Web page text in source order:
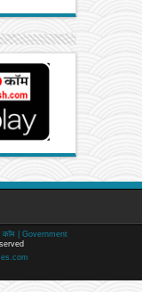
कॉम | Government